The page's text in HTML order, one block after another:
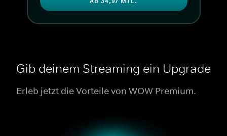
Gib deinem Streaming ein Upgrade
Erleb jetzt die Vorteile von WOW Premium.